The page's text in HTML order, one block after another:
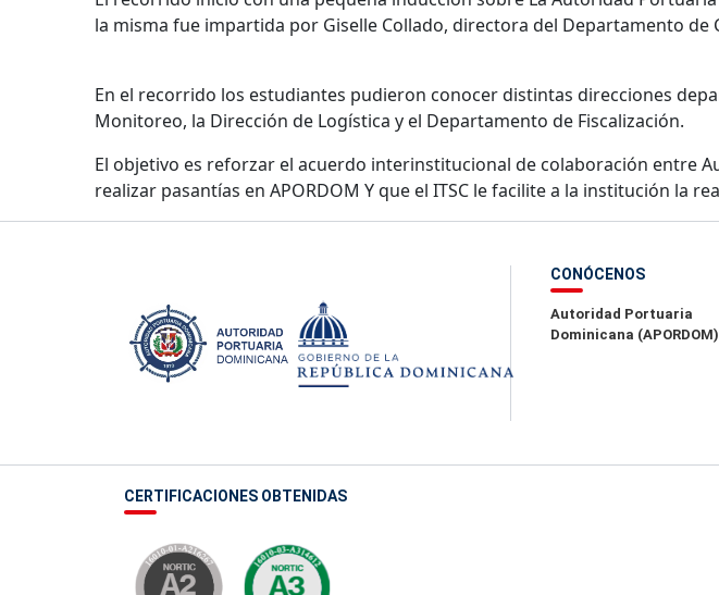
la misma fue impartida por Giselle Collado, directora del Departamento de
En el recorrido los estudiantes pudieron conocer distintas direcciones
Monitoreo, la Dirección de Logística y el Departamento de Fiscalización.
El objetivo es reforzar el acuerdo interinstitucional de colaboración entre
realizar pasantías en APORDOM Y que el ITSC le facilite a la institución la
CONÓCENOS
Autoridad Portuaria
Dominicana
CERTIFICACIONES OBTENIDAS